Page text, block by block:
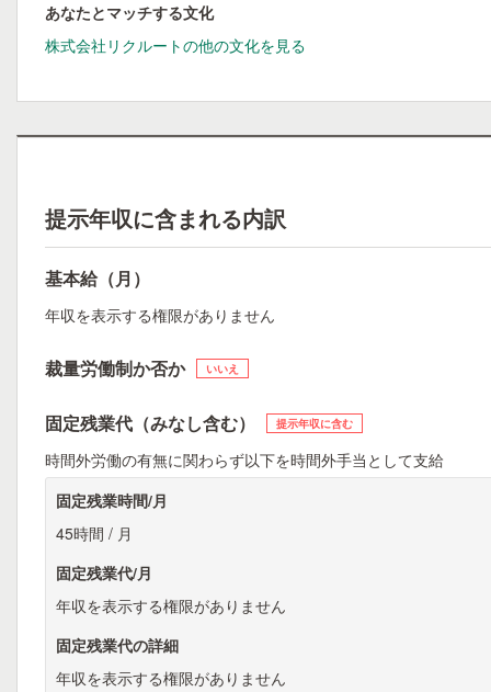
あなたとマッチする文化
株式会社リクルートの他の文化を見る
提示年収に含まれる内訳
基本給（月）
年収を表示する権限がありません
裁量労働制か否か いいえ
固定残業代（みなし含む） 提示年収に含む
時間外労働の有無に関わらず以下を時間外手当として支給
固定残業時間/月
45時間 / 月
固定残業代/月
年収を表示する権限がありません
固定残業代の詳細
年収を表示する権限がありません